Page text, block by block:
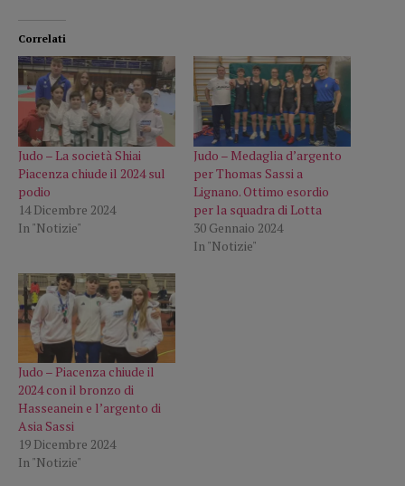
Correlati
Judo – La società Shiai
Piacenza chiude il 2024 sul
podio
14 Dicembre 2024
In "Notizie"
Judo – Medaglia d’argento
per Thomas Sassi a
Lignano. Ottimo esordio
per la squadra di Lotta
30 Gennaio 2024
In "Notizie"
Judo – Piacenza chiude il
2024 con il bronzo di
Hasseanein e l’argento di
Asia Sassi
19 Dicembre 2024
In "Notizie"